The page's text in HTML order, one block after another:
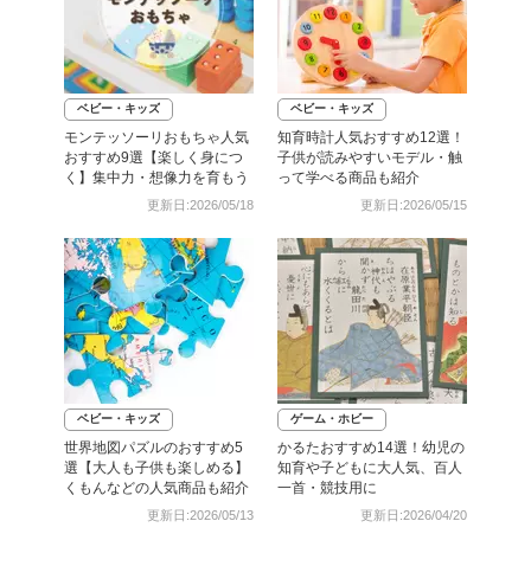
ベビー・キッズ
モンテッソーリおもちゃ人気
おすすめ9選【楽しく身につ
く】集中力・想像力を育もう
更新日:2026/05/18
ベビー・キッズ
知育時計人気おすすめ12選！
子供が読みやすいモデル・触
って学べる商品も紹介
更新日:2026/05/15
ベビー・キッズ
世界地図パズルのおすすめ5
選【大人も子供も楽しめる】
くもんなどの人気商品も紹介
更新日:2026/05/13
ゲーム・ホビー
かるたおすすめ14選！幼児の
知育や子どもに大人気、百人
一首・競技用に
更新日:2026/04/20